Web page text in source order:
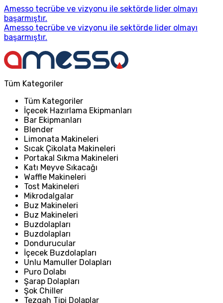
Amesso tecrübe ve vizyonu ile sektörde lider olmayı
başarmıştır.
Amesso tecrübe ve vizyonu ile sektörde lider olmayı
başarmıştır.
Tüm Kategoriler
Tüm Kategoriler
İçecek Hazırlama Ekipmanları
Bar Ekipmanları
Blender
Limonata Makineleri
Sıcak Çikolata Makineleri
Portakal Sıkma Makineleri
Katı Meyve Sıkacağı
Waffle Makineleri
Tost Makineleri
Mikrodalgalar
Buz Makineleri
Buz Makineleri
Buzdolapları
Buzdolapları
Dondurucular
İçecek Buzdolapları
Unlu Mamuller Dolapları
Puro Dolabı
Şarap Dolapları
Şok Chiller
Tezgah Tipi Dolaplar